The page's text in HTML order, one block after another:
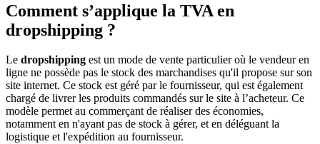
Comment s’applique la TVA en
dropshipping ?
Le dropshipping est un mode de vente particulier où le vendeur en
ligne ne possède pas le stock des marchandises qu'il propose sur son
site internet. Ce stock est géré par le fournisseur, qui est également
chargé de livrer les produits commandés sur le site à l’acheteur. Ce
modèle permet au commerçant de réaliser des économies,
notamment en n'ayant pas de stock à gérer, et en déléguant la
logistique et l'expédition au fournisseur.